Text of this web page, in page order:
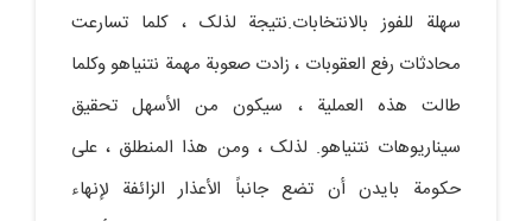
سهلة للفوز بالانتخابات.نتیجة لذلک ، کلما تسارعت
محادثات رفع العقوبات ، زادت صعوبة مهمة نتنیاهو وکلما
طالت هذه العملیة ، سیکون من الأسهل تحقیق
سیناریوهات نتنیاهو. لذلک ، ومن هذا المنطلق ، على
حکومة بایدن أن تضع جانباً الأعذار الزائفة لإنهاء